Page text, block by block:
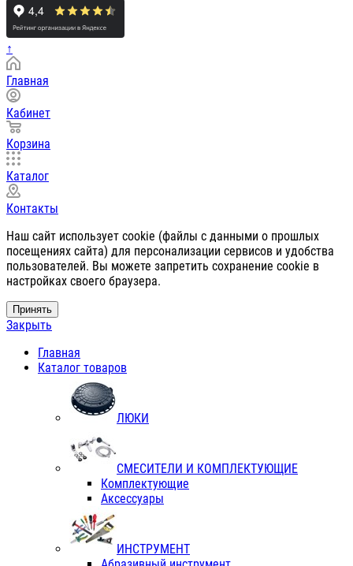
↑
Главная
Кабинет
Корзина
Каталог
Контакты
Наш сайт использует cookie (файлы с данными о прошлых
посещениях сайта) для персонализации сервисов и удобства
пользователей. Вы можете запретить сохранение cookie в
настройках своего браузера.
Принять
Закрыть
Главная
Каталог товаров
ЛЮКИ
СМЕСИТЕЛИ И КОМПЛЕКТУЮЩИЕ
Комплектующие
Аксессуары
ИНСТРУМЕНТ